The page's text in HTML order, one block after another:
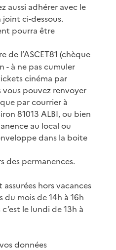
aussi adhérer avec le
ci-dessous.
pourra être
de l’ASCET81 (chèque
- à ne pas cumuler
cinéma par
vous pouvez renvoyer
par courrier à
81013 ALBI, ou bien
au local ou
dans la boite
des permanences.
hors vacances
du mois de 14h à 16h
le lundi de 13h à
données